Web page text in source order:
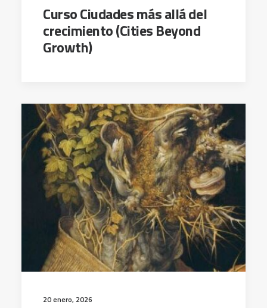
Curso Ciudades más allá del
crecimiento (Cities Beyond
Growth)
20 enero, 2026